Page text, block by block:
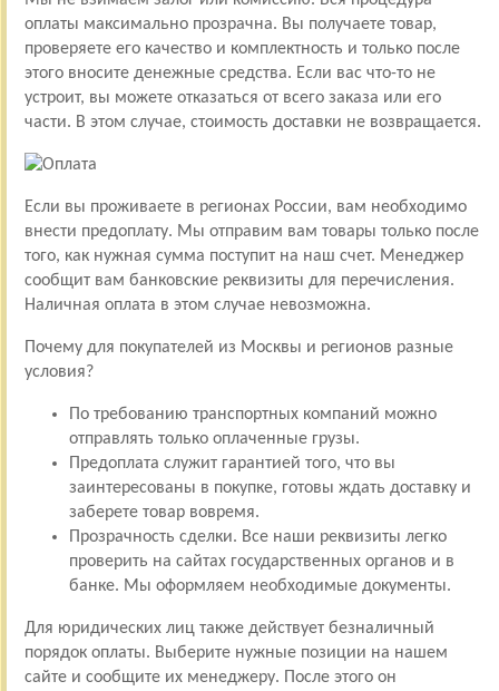
оплаты максимально прозрачна. Вы получаете товар,
проверяете его качество и комплектность и только после
этого вносите денежные средства. Если вас что-то не
устроит, вы можете отказаться от всего заказа или его
части. В этом случае, стоимость доставки не возвращается.
Если вы проживаете в регионах России, вам необходимо
внести предоплату. Мы отправим вам товары только после
того, как нужная сумма поступит на наш счет. Менеджер
сообщит вам банковские реквизиты для перечисления.
Наличная оплата в этом случае невозможна.
Почему для покупателей из Москвы и регионов разные
условия?
По требованию транспортных компаний можно
отправлять только оплаченные грузы.
Предоплата служит гарантией того, что вы
заинтересованы в покупке, готовы ждать доставку и
заберете товар вовремя.
Прозрачность сделки. Все наши реквизиты легко
проверить на сайтах государственных органов и в
банке. Мы оформляем необходимые документы.
Для юридических лиц также действует безналичный
порядок оплаты. Выберите нужные позиции на нашем
сайте и сообщите их менеджеру. После этого он